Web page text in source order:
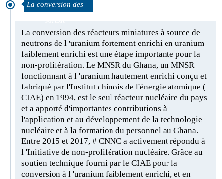
La conversion des
La conversion des réacteurs miniatures à source de
neutrons de l 'uranium fortement enrichi en uranium
faiblement enrichi est une étape importante pour la
non-prolifération. Le MNSR du Ghana, un MNSR
fonctionnant à l 'uranium hautement enrichi conçu et
fabriqué par l'Institut chinois de l'énergie atomique (
CIAE) en 1994, est le seul réacteur nucléaire du pays
et a apporté d'importantes contributions à
l'application et au développement de la technologie
nucléaire et à la formation du personnel au Ghana.
Entre 2015 et 2017, # CNNC a activement répondu à
l 'Initiative de non-prolifération nucléaire. Grâce au
soutien technique fourni par le CIAE pour la
conversion à l 'uranium faiblement enrichi, et en